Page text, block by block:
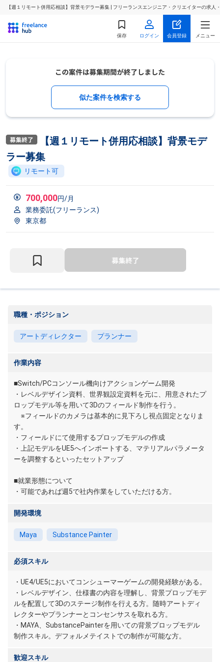
【週１リモート併用応相談】背景モデラー募集 | フリーランスエンジニア・クリエイターの求人
保存 ログイン 会員登録 メニュー
似た案件を検索する
【週１リモート併用応相談】背景モデ
ラー募集
リモート可
700,000円/月
業務委託(フリーランス)
東京都
職種・ポジション
アートディレクター プランナー
作業内容
■Switch/PCコンソール機向けアクションゲーム開発
・レベルデザイン資料、世界観設定資料を元に、用意されたプ
ロップモデル等を用いて3Dのフィールド制作を行う。
※フィールドのカメラは基本的に見下ろし視点固定となりま
す。
・フィールドにて使用するプロップモデルの作成
・上記モデルをUE5へインポートする、マテリアルパラメータ
ーを調整するといったセットアップ
■就業形態について
・可能であれば週5で社内作業をしていただける方。
開発環境
Maya Substance Painter
必須スキル
・UE4/UE5においてコンシューマーゲームの開発経験がある。
・レベルデザイン、仕様書の内容を理解し、背景プロップモデ
ルを配置して3Dのステージ制作を行える方。随時アートディ
レクターやプランナーとコンセンサスを取れる方。
・MAYA、SubstancePainterを用いての背景プロップモデル
制作スキル。デフォルメテイストでの制作が可能な方。
歓迎スキル